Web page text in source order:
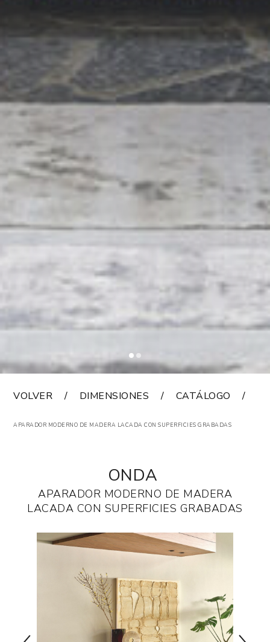
VOLVER DIMENSIONES CATÁLOGO
APARADOR MODERNO DE MADERA LACADA CON SUPERFICIES GRABADAS
ONDA
APARADOR MODERNO DE MADERA
LACADA CON SUPERFICIES GRABADAS